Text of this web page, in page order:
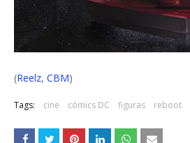
(Reelz, CBM)
Tags: cine cómics DC figuras reboot